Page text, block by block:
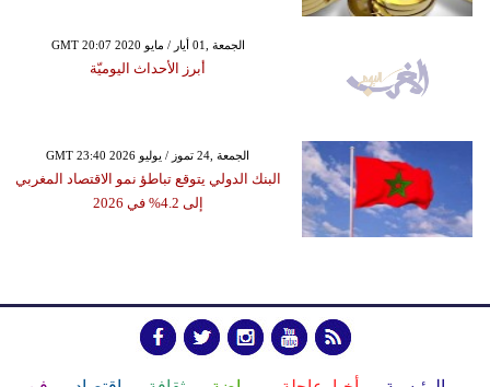
GMT 20:07 2020 الجمعة ,01 أيار / مايو
أبرز الأحداث اليوميّة
GMT 23:40 2026 الجمعة ,24 تموز / يوليو
البنك الدولي يتوقع تباطؤ نمو الاقتصاد المغربي
إلى 4.2% في 2026